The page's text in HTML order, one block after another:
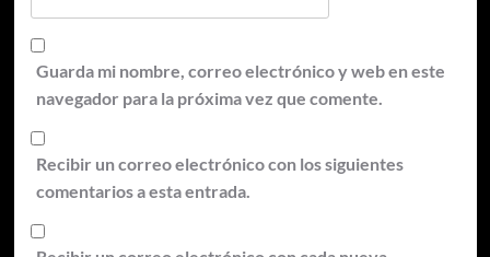
Guarda mi nombre, correo electrónico y web en este
navegador para la próxima vez que comente.
Recibir un correo electrónico con los siguientes
comentarios a esta entrada.